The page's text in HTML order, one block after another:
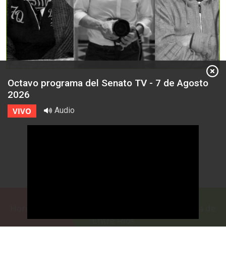
Entre Ríos
Octavo programa del Senato TV - 7 de Agosto
2026
VIVO Audio